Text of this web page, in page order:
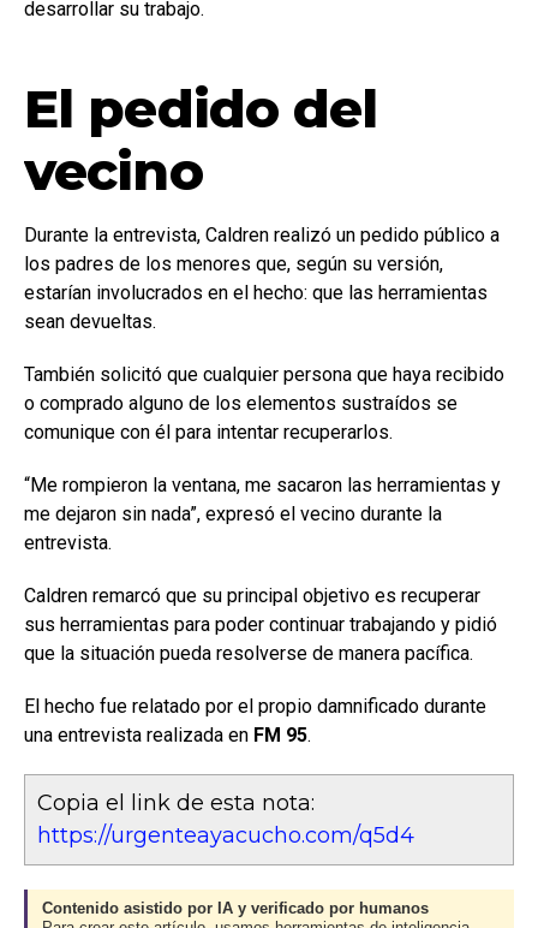
desarrollar su trabajo.
El pedido del
vecino
Durante la entrevista, Caldren realizó un pedido público a
los padres de los menores que, según su versión,
estarían involucrados en el hecho: que las herramientas
sean devueltas.
También solicitó que cualquier persona que haya recibido
o comprado alguno de los elementos sustraídos se
comunique con él para intentar recuperarlos.
“Me rompieron la ventana, me sacaron las herramientas y
me dejaron sin nada”, expresó el vecino durante la
entrevista.
Caldren remarcó que su principal objetivo es recuperar
sus herramientas para poder continuar trabajando y pidió
que la situación pueda resolverse de manera pacífica.
El hecho fue relatado por el propio damnificado durante
una entrevista realizada en FM 95.
Copia el link de esta nota:
https://urgenteayacucho.com/q5d4
Contenido asistido por IA y verificado por humanos